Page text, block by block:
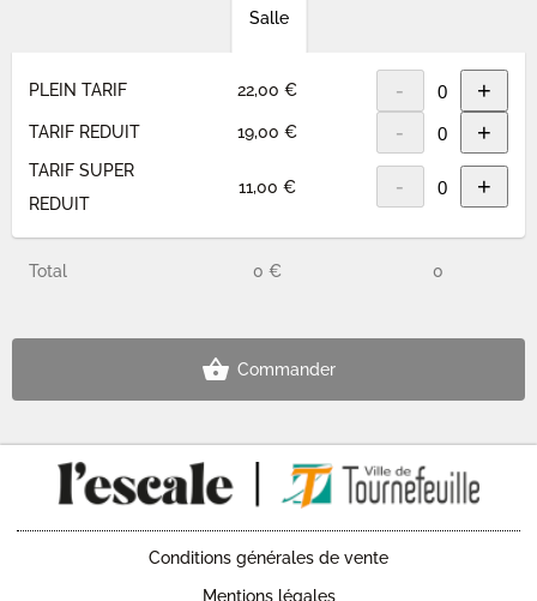
Salle
PLEIN TARIF 22,00 € - +
TARIF REDUIT 19,00 € - +
TARIF SUPER
REDUIT
11,00 € - +
Total 0 € 0
Commander
Conditions générales de vente
Mentions légales